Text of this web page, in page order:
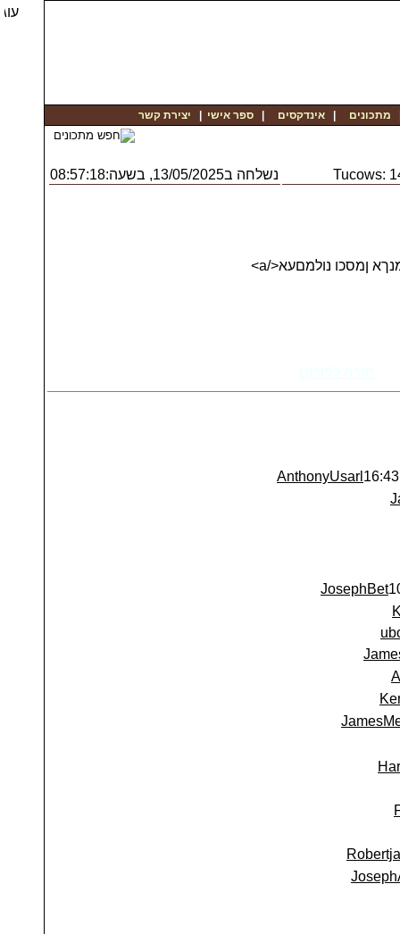
מתכונים |אינדקסים |ספר אישי יצירת קשר
Tucows: נשלחה ב13/05/2025, בשעה:08:57:18
AnthonyUsarl
JosephBet